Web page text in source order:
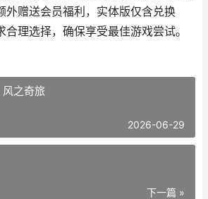
外赠送会员福利，实体版仅含兑换
理选择，确保享受最佳游戏尝试。
之奇旅
2026-06-29
下一篇 »